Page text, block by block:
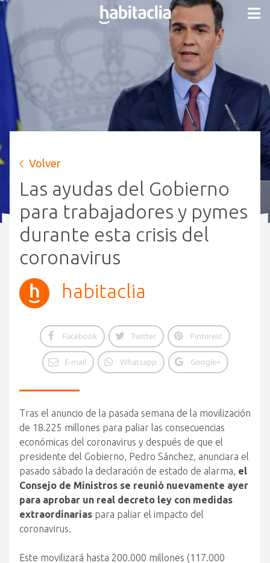
Volver
Las ayudas del Gobierno
para trabajadores y pymes
durante esta crisis del
coronavirus
habitaclia
Facebook Twitter Pinterest
E-mail Whatsapp Google+
Tras el anuncio de la pasada semana de la movilización
de 18.225 millones para paliar las consecuencias
económicas del coronavirus y después de que el
presidente del Gobierno, Pedro Sánchez, anunciara el
pasado sábado la declaración de estado de alarma, el
Consejo de Ministros se reunió nuevamente ayer
para aprobar un real decreto ley con medidas
extraordinarias para paliar el impacto del
coronavirus.
Este movilizará hasta 200.000 millones (117.000